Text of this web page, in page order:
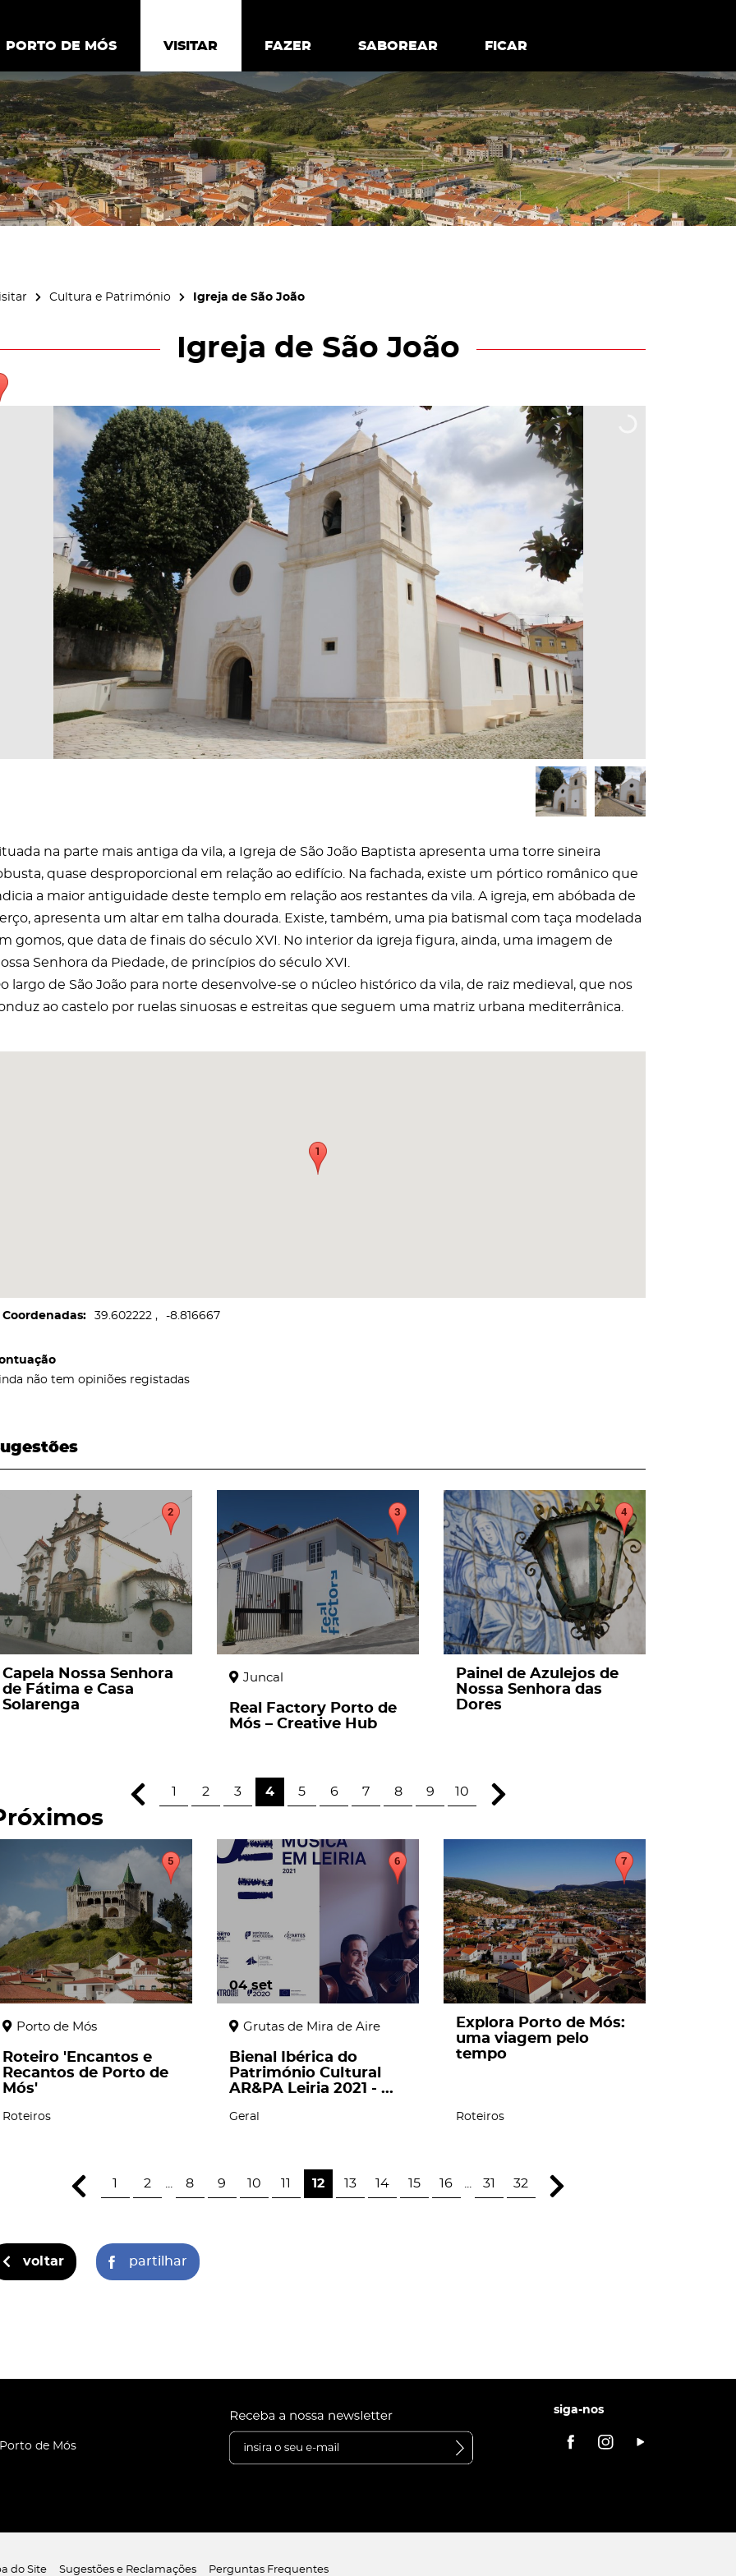
PORTO DE MÓS
VISITAR FAZER SABOREAR FICAR
PORTO DE MÓS VISITAR FAZER SABOREAR FICAR
Cultura e Património Igreja de São João
Igreja de São João
na parte mais antiga da vila, a Igreja de São João Baptista apresenta uma torre sineira
quase desproporcional em relação ao edifício. Na fachada, existe um pórtico românico que
a maior antiguidade deste templo em relação aos restantes da vila. A igreja, em abóbada de
apresenta um altar em talha dourada. Existe, também, uma pia batismal com taça modelada
gomos, que data de finais do século XVI. No interior da igreja figura, ainda, uma imagem de
Senhora da Piedade, de princípios do século XVI.
largo de São João para norte desenvolve-se o núcleo histórico da vila, de raiz medieval, que nos
ao castelo por ruelas sinuosas e estreitas que seguem uma matriz urbana mediterrânica.
Coordenadas 39.602222 -8.816667
não tem opiniões registadas
Capela Nossa Senhora
de Fátima e Casa
Solarenga
Juncal
Real Factory Porto de
Mós – Creative Hub
page
Painel de Azulejos de
Nossa Senhora das
Dores
1 2 3 4 5 6 7 8 9 10
page
Porto de Mós
Roteiro 'Encantos e
Recantos de Porto de
Mós'
Roteiros
04 set
Grutas de Mira de Aire
Bienal Ibérica do
Património Cultural
AR&PA Leiria 2021 - ...
Geral
page
Explora Porto de Mós:
uma viagem pelo
tempo
Roteiros
1 2 8 9 10 11 12 13 14 15 16 31 32
voltar partilhar
de Mós
siga-nos
do Site Sugestões e Reclamações Perguntas Frequentes